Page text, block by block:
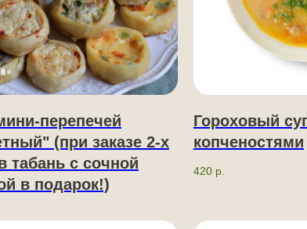
перепечей
(при заказе 2-х
табань с сочной
в подарок!)
Гороховый
копченостями
420 р.